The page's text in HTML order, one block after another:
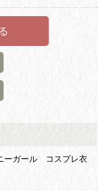
ーガール コスプレ衣